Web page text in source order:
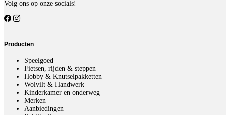
Volg ons op onze socials!
Producten
Speelgoed
Fietsen, rijden & steppen
Hobby & Knutselpakketten
Wolvilt & Handwerk
Kinderkamer en onderweg
Merken
Aanbiedingen